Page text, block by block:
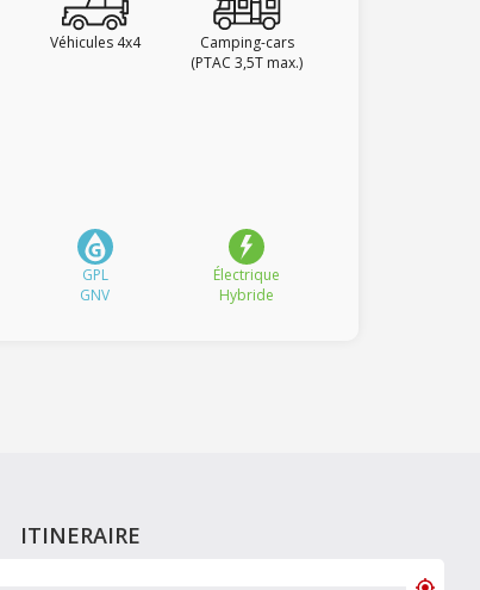
Véhicules 4x4
Camping-cars
(PTAC 3,5T max.)
GPL
GNV
Électrique
Hybride
ITINERAIRE